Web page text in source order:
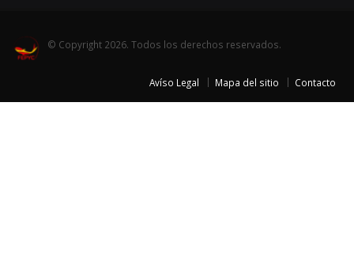
© Copyright 2026. Todos los derechos reservados.
Avíso Legal Mapa del sitio Contacto